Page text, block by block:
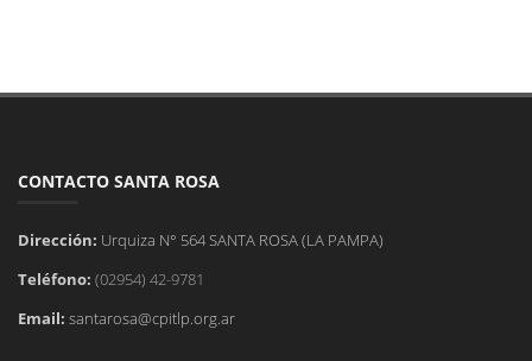
CONTACTO SANTA ROSA
Dirección: Urquiza N° 564 SANTA ROSA (LA PAMPA)
Teléfono: (02954) 42-9781
Email: santarosa@cpitlp.org.ar